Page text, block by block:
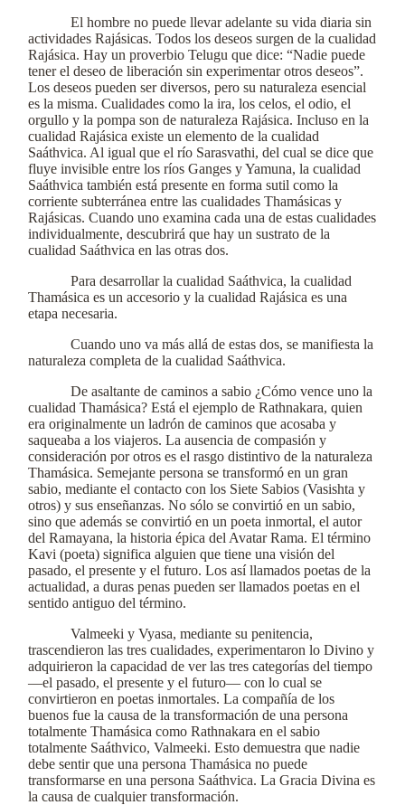
El hombre no puede llevar adelante su vida diaria sin
actividades Rajásicas. Todos los deseos surgen de la cualidad
Rajásica. Hay un proverbio Telugu que dice: “Nadie puede
tener el deseo de liberación sin experimentar otros deseos”.
Los deseos pueden ser diversos, pero su naturaleza esencial
es la misma. Cualidades como la ira, los celos, el odio, el
orgullo y la pompa son de naturaleza Rajásica. Incluso en la
cualidad Rajásica existe un elemento de la cualidad
Saáthvica. Al igual que el río Sarasvathi, del cual se dice que
fluye invisible entre los ríos Ganges y Yamuna, la cualidad
Saáthvica también está presente en forma sutil como la
corriente subterránea entre las cualidades Thamásicas y
Rajásicas. Cuando uno examina cada una de estas cualidades
individualmente, descubrirá que hay un sustrato de la
cualidad Saáthvica en las otras dos.
Para desarrollar la cualidad Saáthvica, la cualidad
Thamásica es un accesorio y la cualidad Rajásica es una
etapa necesaria.
Cuando uno va más allá de estas dos, se manifiesta la
naturaleza completa de la cualidad Saáthvica.
De asaltante de caminos a sabio ¿Cómo vence uno la
cualidad Thamásica? Está el ejemplo de Rathnakara, quien
era originalmente un ladrón de caminos que acosaba y
saqueaba a los viajeros. La ausencia de compasión y
consideración por otros es el rasgo distintivo de la naturaleza
Thamásica. Semejante persona se transformó en un gran
sabio, mediante el contacto con los Siete Sabios (Vasishta y
otros) y sus enseñanzas. No sólo se convirtió en un sabio,
sino que además se convirtió en un poeta inmortal, el autor
del Ramayana, la historia épica del Avatar Rama. El término
Kavi (poeta) significa alguien que tiene una visión del
pasado, el presente y el futuro. Los así llamados poetas de la
actualidad, a duras penas pueden ser llamados poetas en el
sentido antiguo del término.
Valmeeki y Vyasa, mediante su penitencia,
trascendieron las tres cualidades, experimentaron lo Divino y
adquirieron la capacidad de ver las tres categorías del tiempo
—el pasado, el presente y el futuro— con lo cual se
convirtieron en poetas inmortales. La compañía de los
buenos fue la causa de la transformación de una persona
totalmente Thamásica como Rathnakara en el sabio
totalmente Saáthvico, Valmeeki. Esto demuestra que nadie
debe sentir que una persona Thamásica no puede
transformarse en una persona Saáthvica. La Gracia Divina es
la causa de cualquier transformación.